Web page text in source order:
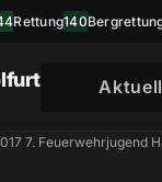
Rettung140
7. Feuerwehrjugend